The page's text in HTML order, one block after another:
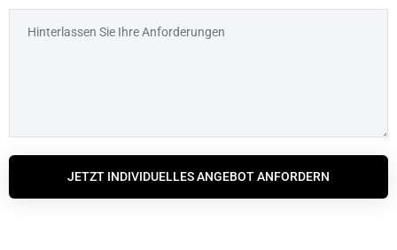
JETZT INDIVIDUELLES ANGEBOT ANFORDERN